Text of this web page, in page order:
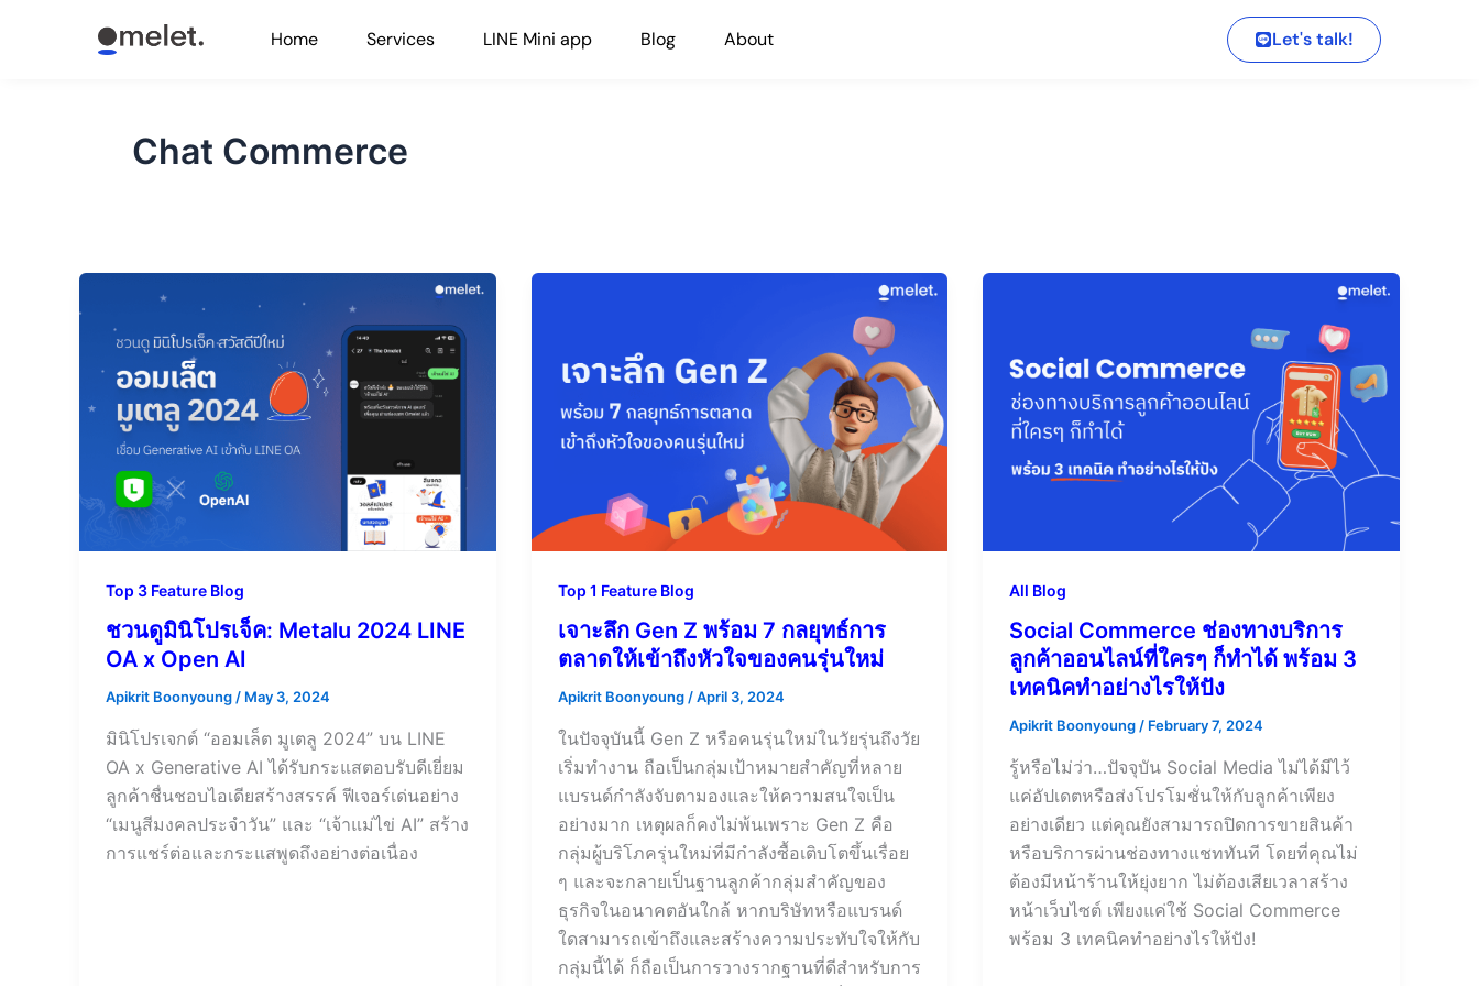
Home Services LINE Mini app Blog About Let's talk!
Chat Commerce
Top 3 Feature Blog
ชวนดูมินิโปรเจ็ค: Metalu 2024 LINE
OA x Open AI
Apikrit Boonyoung/ May 3, 2024
มินิโปรเจกต์ “ออมเล็ต มูเตลู 2024” บน LINE
OA x Generative AI ได้รับกระแสตอบรับดีเยี่ยม
ลูกค้าชื่นชอบไอเดียสร้างสรรค์ ฟีเจอร์เด่นอย่าง
“เมนูสีมงคลประจำวัน” และ “เจ้าแม่ไข่ AI” สร้าง
การแชร์ต่อและกระแสพูดถึงอย่างต่อเนื่อง
Top 1 Feature Blog
เจาะลึก Gen Z พร้อม 7 กลยุทธ์การ
ตลาดให้เข้าถึงหัวใจของคนรุ่นใหม่
Apikrit Boonyoung/April 3, 2024
ในปัจจุบันนี้ Gen Z หรือคนรุ่นใหม่ในวัยรุ่นถึงวัย
เริ่มทำงาน ถือเป็นกลุ่มเป้าหมายสำคัญที่หลาย
แบรนด์กำลังจับตามองและให้ความสนใจเป็น
อย่างมาก เหตุผลก็คงไม่พ้นเพราะ Gen Z คือ
กลุ่มผู้บริโภครุ่นใหม่ที่มีกำลังซื้อเติบโตขึ้นเรื่อย
ๆ และจะกลายเป็นฐานลูกค้ากลุ่มสำคัญของ
ธุรกิจในอนาคตอันใกล้ หากบริษัทหรือแบรนด์
ใดสามารถเข้าถึงและสร้างความประทับใจให้กับ
กลุ่มนี้ได้ ก็ถือเป็นการวางรากฐานที่ดีสำหรับการ
All Blog
Social Commerce ช่องทางบริการ
ลูกค้าออนไลน์ที่ใครๆ ก็ทำได้ พร้อม 3
เทคนิคทำอย่างไรให้ปัง
Apikrit Boonyoung/ February 7, 2024
รู้หรือไม่ว่า…ปัจจุบัน Social Media ไม่ได้มีไว้
แค่อัปเดตหรือส่งโปรโมชั่นให้กับลูกค้าเพียง
อย่างเดียว แต่คุณยังสามารถปิดการขายสินค้า
หรือบริการผ่านช่องทางแชททันที โดยที่คุณไม่
ต้องมีหน้าร้านให้ยุ่งยาก ไม่ต้องเสียเวลาสร้าง
หน้าเว็บไซต์ เพียงแค่ใช้ Social Commerce
พร้อม 3 เทคนิคทำอย่างไรให้ปัง!